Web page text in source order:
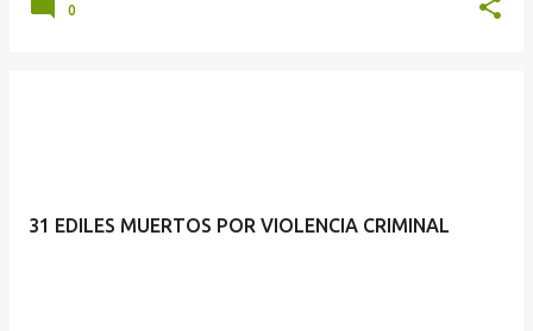
0
31 EDILES MUERTOS POR VIOLENCIA CRIMINAL